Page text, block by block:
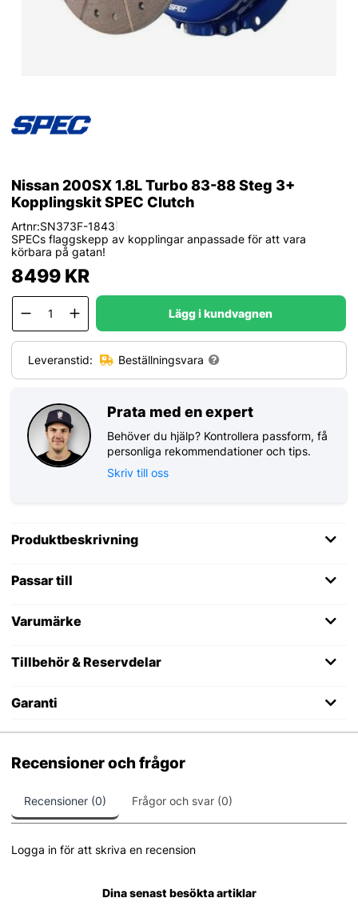
Nissan 200SX 1.8L Turbo 83-88 Steg 3+
Kopplingskit SPEC Clutch
Artnr:SN373F-1843
SPECs flaggskepp av kopplingar anpassade för att vara
körbara på gatan!
8499KR
Lägg i kundvagnen
Leveranstid: Beställningsvara
Prata med en expert
Behöver du hjälp? Kontrollera passform, få
personliga rekommendationer och tips.
Skriv till oss
Produktbeskrivning
Passar till
Varumärke
Tillbehör & Reservdelar
Garanti
Recensioner och frågor
Recensioner (0) Frågor och svar (0)
Logga in för att skriva en recension
Dina senast besökta artiklar